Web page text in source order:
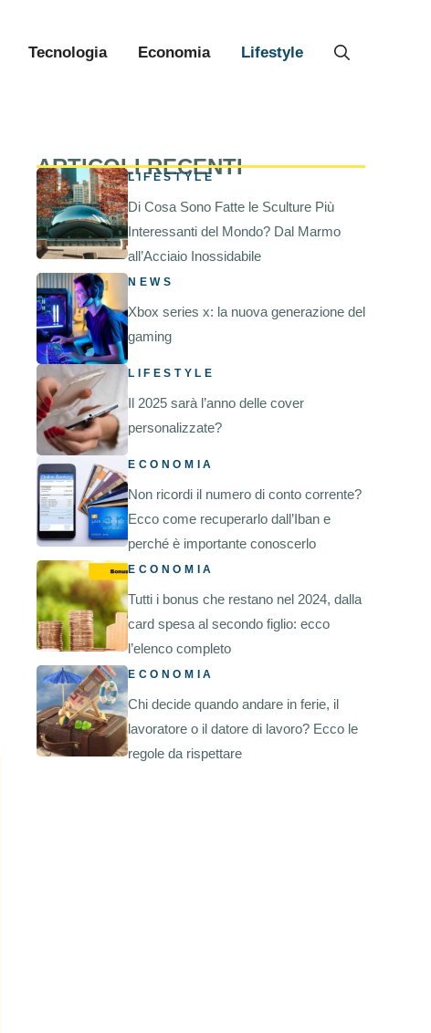
Tecnologia Economia Lifestyle
ARTICOLI RECENTI
LIFESTYLE
Di Cosa Sono Fatte le Sculture Più
Interessanti del Mondo? Dal Marmo
all’Acciaio Inossidabile
NEWS
Xbox series x: la nuova generazione del
gaming
LIFESTYLE
Il 2025 sarà l’anno delle cover
personalizzate?
ECONOMIA
Non ricordi il numero di conto corrente?
Ecco come recuperarlo dall’Iban e
perché è importante conoscerlo
ECONOMIA
Tutti i bonus che restano nel 2024, dalla
card spesa al secondo figlio: ecco
l’elenco completo
ECONOMIA
Chi decide quando andare in ferie, il
lavoratore o il datore di lavoro? Ecco le
regole da rispettare